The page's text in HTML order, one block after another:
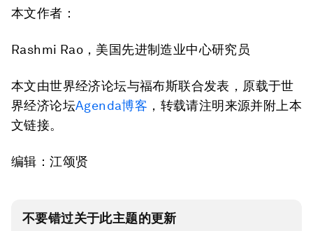
本文作者：
Rashmi Rao，美国先进制造业中心研究员
本文由世界经济论坛与福布斯联合发表，原载于世
界经济论坛Agenda博客 ，转载请注明来源并附上本
文链接。
编辑：江颂贤
不要错过关于此主题的更新